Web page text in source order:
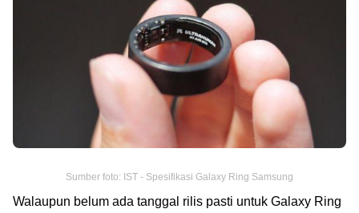
Sumber foto: IST - Spesifikasi Galaxy Ring Samsung
Walaupun belum ada tanggal rilis pasti untuk Galaxy Ring